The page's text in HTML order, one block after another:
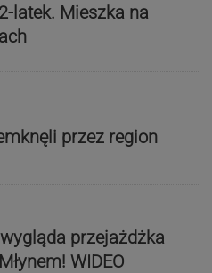
latek. Mieszka na
przez region
przejażdżka
WIDEO